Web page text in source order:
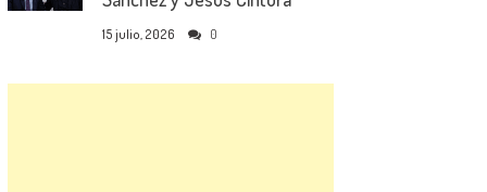
15 julio, 2026 0